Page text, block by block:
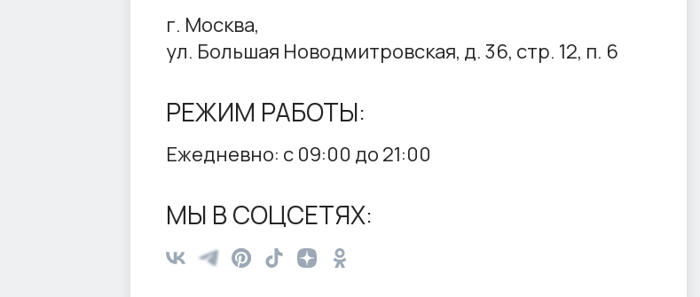
г. Москва,
ул. Большая Новодмитровская, д. 36, стр. 12, п. 6
РЕЖИМ РАБОТЫ:
Ежедневно: с 09:00 до 21:00
МЫ В СОЦСЕТЯХ: